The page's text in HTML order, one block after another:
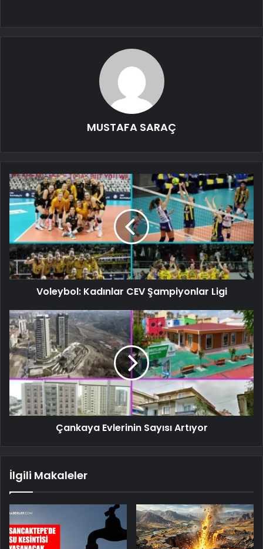
MUSTAFA SARAÇ
Voleybol: Kadınlar CEV Şampiyonlar Ligi
Çankaya Evlerinin Sayısı Artıyor
İlgili Makaleler